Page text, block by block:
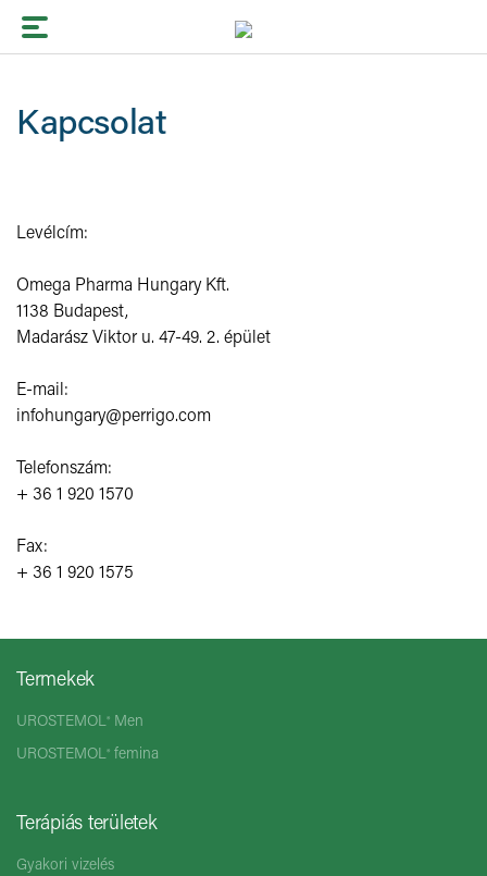
UROSTEMOL
Éjszakai vizelés
Gyakori vizeletürítés
Hiperaktív hólyag
Stressz inkontinencia
Intim torna
BPH
Kapcsolat
Levélcím:
Omega Pharma Hungary Kft.
1138 Budapest,
Madarász Viktor u. 47-49. 2. épület
E-mail:
infohungary@perrigo.com
Telefonszám:
+ 36 1 920 1570
Fax:
+ 36 1 920 1575
Termekek
UROSTEMOL® Men
UROSTEMOL® femina
Terápiás területek
Gyakori vizelés